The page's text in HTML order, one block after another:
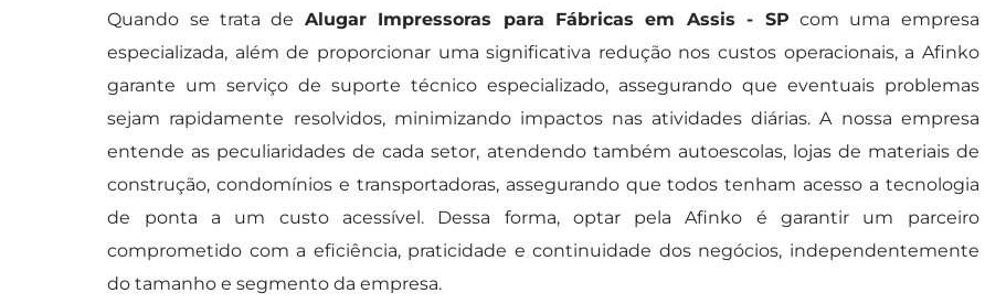
Quando se trata de Alugar Impressoras para Fábricas em Assis - SP com uma empresa
especializada, além de proporcionar uma significativa redução nos custos operacionais, a Afinko
garante um serviço de suporte técnico especializado, assegurando que eventuais problemas
sejam rapidamente resolvidos, minimizando impactos nas atividades diárias. A nossa empresa
entende as peculiaridades de cada setor, atendendo também autoescolas, lojas de materiais de
construção, condomínios e transportadoras, assegurando que todos tenham acesso a tecnologia
de ponta a um custo acessível. Dessa forma, optar pela Afinko é garantir um parceiro
comprometido com a eficiência, praticidade e continuidade dos negócios, independentemente
do tamanho e segmento da empresa.